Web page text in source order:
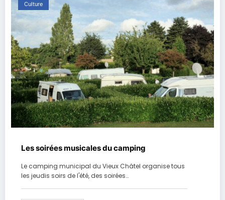
Culture
Les soirées musicales du camping
Le camping municipal du Vieux Châtel organise tous
les jeudis soirs de l'été, des soirées…